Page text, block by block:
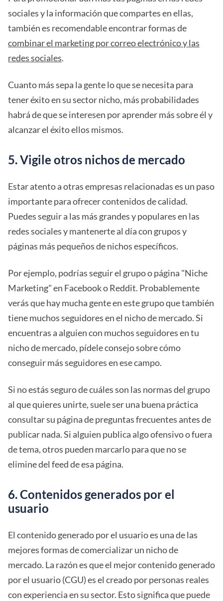
sociales y la información que compartes en ellas,
también es recomendable encontrar formas de
combinar el marketing por correo electrónico y las
redes sociales.
Cuanto más sepa la gente lo que se necesita para
tener éxito en su sector nicho, más probabilidades
habrá de que se interesen por aprender más sobre él y
alcanzar el éxito ellos mismos.
5. Vigile otros nichos de mercado
Estar atento a otras empresas relacionadas es un paso
importante para ofrecer contenidos de calidad.
Puedes seguir a las más grandes y populares en las
redes sociales y mantenerte al día con grupos y
páginas más pequeños de nichos específicos.
Por ejemplo, podrías seguir el grupo o página "Niche
Marketing" en Facebook o Reddit. Probablemente
verás que hay mucha gente en este grupo que también
tiene muchos seguidores en el nicho de mercado. Si
encuentras a alguien con muchos seguidores en tu
nicho de mercado, pídele consejo sobre cómo
conseguir más seguidores en ese campo.
Si no estás seguro de cuáles son las normas del grupo
al que quieres unirte, suele ser una buena práctica
consultar su página de preguntas frecuentes antes de
publicar nada. Si alguien publica algo ofensivo o fuera
de tema, otros pueden marcarlo para que no se
elimine del feed de esa página.
6. Contenidos generados por el
usuario
El contenido generado por el usuario es una de las
mejores formas de comercializar un nicho de
mercado. La razón es que el mejor contenido generado
por el usuario (CGU) es el creado por personas reales
con experiencia en su sector. Esto significa que puede